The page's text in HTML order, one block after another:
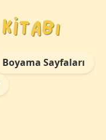
Boyama Sayfaları